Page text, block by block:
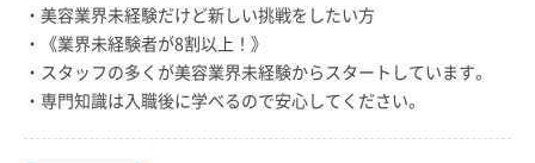
・美容業界未経験だけど新しい挑戦をしたい方
・《業界未経験者が8割以上！》
・スタッフの多くが美容業界未経験からスタートしています。
・専門知識は入職後に学べるので安心してください。